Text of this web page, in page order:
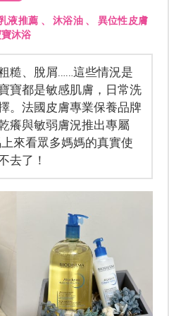
液推薦 、沐浴油 、 異位性皮膚
沐浴
糙、脫屑……這些情況是
寶都是敏感肌膚，日常洗
。法國皮膚專業保養品牌
癢與敏弱膚況推出專屬
上來看眾多媽媽的真實使
去了！